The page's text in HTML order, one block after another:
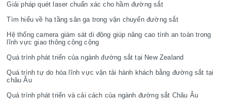
Giải pháp quét laser chuẩn xác cho hầm đường sắt
Tìm hiểu về hạ tầng sân ga trong vận chuyển đường sắt
Hệ thống camera giám sát di động giúp nâng cao tính an toàn trong
lĩnh vực giao thông công cộng
Quá trình phát triển của ngành đường sắt tại New Zealand
Quá trình tự do hóa lĩnh vực vận tải hành khách bằng đường sắt tại
châu Âu
Quá trình phát triển và cải cách của ngành đường sắt Châu Âu